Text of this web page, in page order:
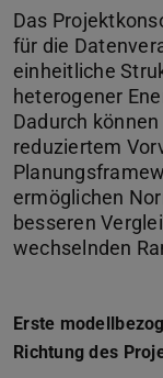
Das
für die
einheitliche
heterogener
Dadurch
reduziertem
ermöglichen
besseren
Erste
Richtung des